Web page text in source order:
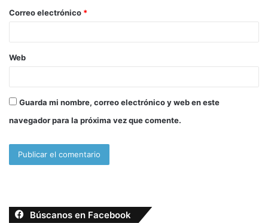
*
Correo electrónico *
Web
Guarda mi nombre, correo electrónico y web en este
navegador para la próxima vez que comente.
Búscanos en Facebook